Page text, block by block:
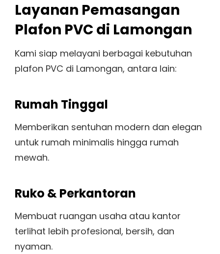
Layanan Pemasangan
Plafon PVC di Lamongan
Kami siap melayani berbagai kebutuhan
plafon PVC di Lamongan, antara lain:
Rumah Tinggal
Memberikan sentuhan modern dan elegan
untuk rumah minimalis hingga rumah
mewah.
Ruko & Perkantoran
Membuat ruangan usaha atau kantor
terlihat lebih profesional, bersih, dan
nyaman.